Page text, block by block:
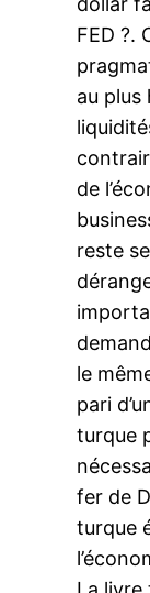
FED ?.
au plus
de
reste
le
pari
turque
fer de
turque